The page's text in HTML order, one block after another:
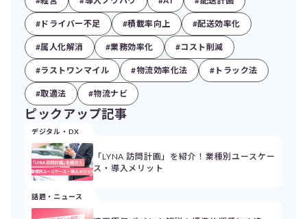
#ドライバー不足 #積載率向上 #配送効率化
#属人化解消 #業務効率化 #コスト削減
#ラストワンマイル #物流効率化法 #トラック法
#取適法 #物流ナビ
ピックアップ記事
デジタル・DX
「LYNA 訪問計画」を紹介！業種別ユースケー
ス・導入メリット
話題・ニュース